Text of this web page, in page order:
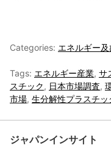
Categories: エネルギー
Tags: エネルギー産業, サ
スチック, 日本市場調査,
市場, 生分解性プラスチッ
ジャパンインサイト